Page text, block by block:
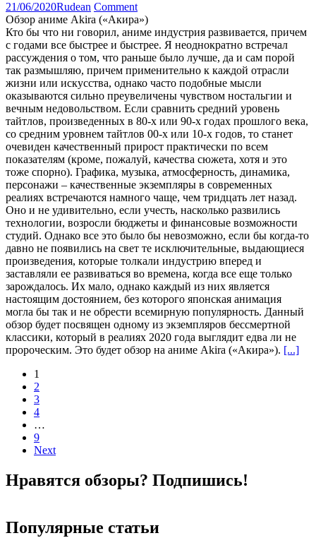
21/06/2020Rudean Comment
Обзор аниме Akira («Акира»)
Кто бы что ни говорил, аниме индустрия развивается, причем
с годами все быстрее и быстрее. Я неоднократно встречал
рассуждения о том, что раньше было лучше, да и сам порой
так размышляю, причем применительно к каждой отрасли
жизни или искусства, однако часто подобные мысли
оказываются сильно преувеличены чувством ностальгии и
вечным недовольством. Если сравнить средний уровень
тайтлов, произведенных в 80-х или 90-х годах прошлого века,
со средним уровнем тайтлов 00-х или 10-х годов, то станет
очевиден качественный прирост практически по всем
показателям (кроме, пожалуй, качества сюжета, хотя и это
тоже спорно). Графика, музыка, атмосферность, динамика,
персонажи – качественные экземпляры в современных
реалиях встречаются намного чаще, чем тридцать лет назад.
Оно и не удивительно, если учесть, насколько развились
технологии, возросли бюджеты и финансовые возможности
студий. Однако все это было бы невозможно, если бы когда-то
давно не появились на свет те исключительные, выдающиеся
произведения, которые толкали индустрию вперед и
заставляли ее развиваться во времена, когда все еще только
зарождалось. Их мало, однако каждый из них является
настоящим достоянием, без которого японская анимация
могла бы так и не обрести всемирную популярность. Данный
обзор будет посвящен одному из экземпляров бессмертной
классики, который в реалиях 2020 года выглядит едва ли не
пророческим. Это будет обзор на аниме Akira («Акира»). [...]
Posts
navigation
1
2
3
4
…
9
Next
Нравятся обзоры? Подпишись!
Популярные статьи